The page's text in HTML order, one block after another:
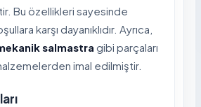
Bu özellikleri sayesinde
karşı dayanıklıdır. Ayrıca,
salmastra gibi parçaları
imal edilmiştir.